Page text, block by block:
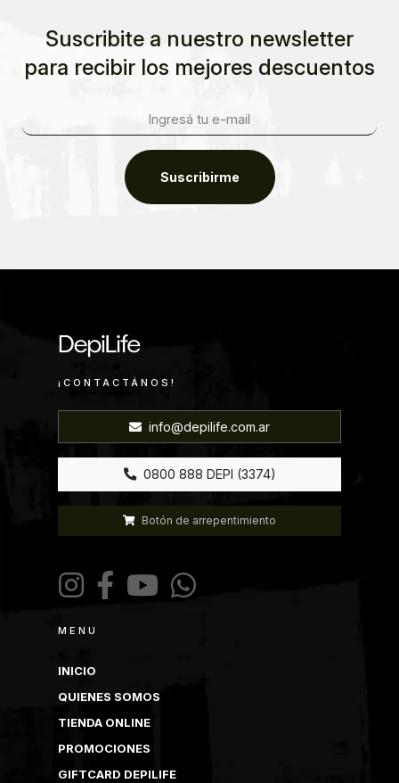
Suscribite a nuestro newsletter
para recibir los mejores descuentos
Suscribirme
¡CONTACTÁNOS!
info@depilife.com.ar
0800 888 DEPI (3374)
Botón de arrepentimiento
MENU
INICIO
QUIENES SOMOS
TIENDA ONLINE
PROMOCIONES
GIFTCARD DEPILIFE